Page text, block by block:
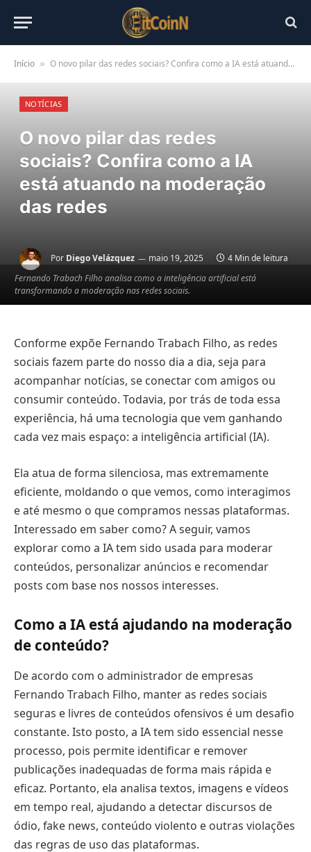
Início » O novo pilar das redes sociais? Confira como a IA está atuando na moderação das redes
Fernando Trabach Filho analisa como a inteligência artificial está
transformando a moderação nas redes sociais.
NOTÍCIAS
O novo pilar das redes
sociais? Confira como a IA
está atuando na moderação
das redes
Por Diego Velázquez maio 19, 2025 4 Min de leitura
Conforme expõe Fernando Trabach Filho, as redes
sociais fazem parte do nosso dia a dia, seja para
acompanhar notícias, se conectar com amigos ou
consumir conteúdo. Todavia, por trás de toda essa
experiência, há uma tecnologia que vem ganhando
cada vez mais espaço: a inteligência artificial (IA).
Ela atua de forma silenciosa, mas extremamente
eficiente, moldando o que vemos, como interagimos
e até mesmo o que compramos nessas plataformas.
Interessado em saber como? A seguir, vamos
explorar como a IA tem sido usada para moderar
conteúdos, personalizar anúncios e recomendar
posts com base nos nossos interesses.
Como a IA está ajudando na moderação
de conteúdo?
De acordo com o administrador de empresas
Fernando Trabach Filho, manter as redes sociais
seguras e livres de conteúdos ofensivos é um desafio
constante. Isto posto, a IA tem sido essencial nesse
processo, pois permite identificar e remover
publicações inadequadas de forma mais rápida e
eficaz. Portanto, ela analisa textos, imagens e vídeos
em tempo real, ajudando a detectar discursos de
ódio, fake news, conteúdo violento e outras violações
das regras de uso das plataformas.